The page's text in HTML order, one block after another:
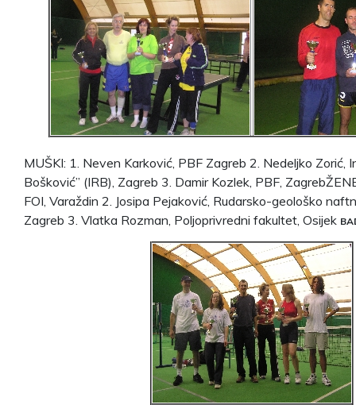
MUŠKI: 1. Neven Karković, PBF Zagreb 2. Nedeljko Zorić,
Bošković” (IRB), Zagreb 3. Damir Kozlek, PBF,
FOI, Varaždin 2. Josipa Pejaković, Rudarsko-geološko
Zagreb 3. Vlatka Rozman, Poljoprivredni fakultet, Osijek